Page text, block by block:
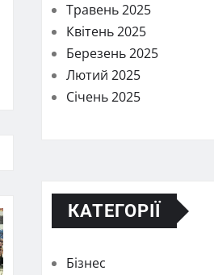
Травень 2025
Квітень 2025
Березень 2025
Лютий 2025
Січень 2025
КАТЕГОРІЇ
Бізнес